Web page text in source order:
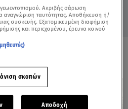
Ακριβής σάρωση
αναγνώριση ταυτότητας. Αποθήκευση ή/
συσκευής. Εξατομικευμένη διαφήμιση
και περιεχομένου, έρευνα κοινού
σκοπών
Αποδοχή